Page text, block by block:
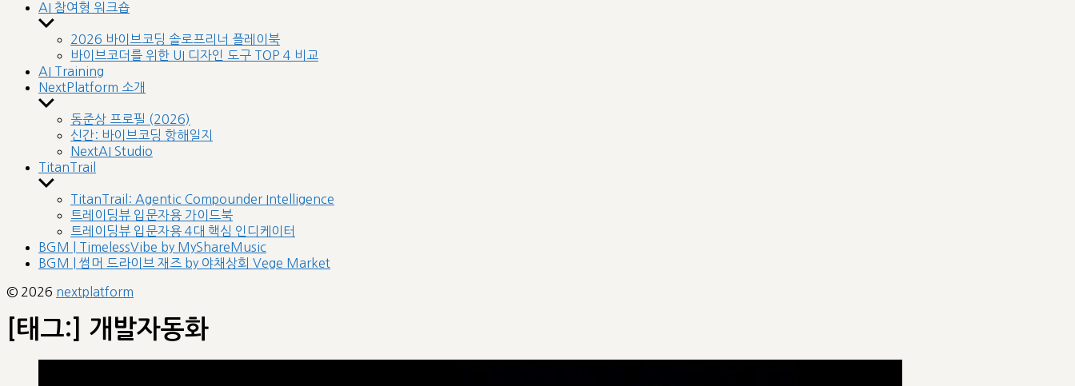
AI 참여형 워크숍
Show
sub
menu
2026 바이브코딩 솔로프리너 플레이북
바이브코더를 위한 UI 디자인 도구 TOP 4 비교
AI Training
NextPlatform 소개
Show
sub
menu
동준상 프로필 (2026)
신간: 바이브코딩 항해일지
NextAI Studio
TitanTrail
Show
sub
menu
TitanTrail: Agentic Compounder Intelligence
트레이딩뷰 입문자용 가이드북
트레이딩뷰 입문자용 4대 핵심 인디케이터
BGM | TimelessVibe by MyShareMusic
BGM | 썸머 드라이브 재즈 by 야채상회 Vege Market
© 2026 nextplatform
[태그:] 개발자동화